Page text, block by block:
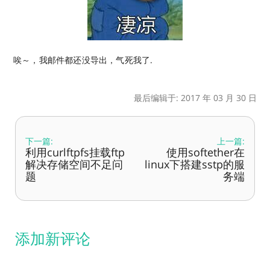
唉～，我邮件都还没导出，气死我了.
最后编辑于: 2017 年 03 月 30 日
下一篇:
利用curlftpfs挂载ftp
解决存储空间不足问
题
上一篇:
使用softether在
linux下搭建sstp的服
务端
添加新评论